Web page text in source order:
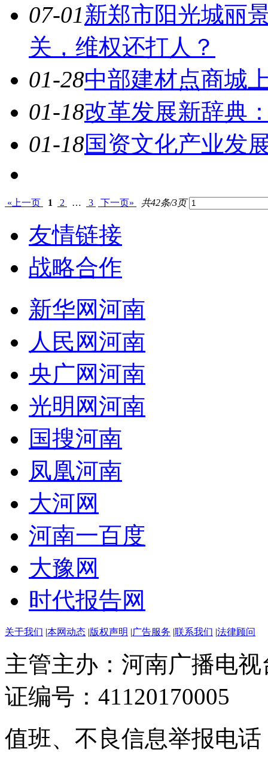
07-01新郑市阳光城丽
关，维权还打人？
01-28中部建材点商城
01-18改革发展新辞典
01-18国资文化产业发
«上一页 1 2 … 3 下一页» 共42条/3页
友情链接
战略合作
新华网河南
人民网河南
央广网河南
光明网河南
国搜河南
凤凰河南
大河网
河南一百度
大豫网
时代报告网
关于我们 |本网动态 |版权声明 |广告服务 |联系我们 |法律顾问
主管主办：河南广播电
证编号：41120170005
值班、不良信息举报电话